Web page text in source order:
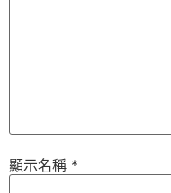
顯示名稱 *